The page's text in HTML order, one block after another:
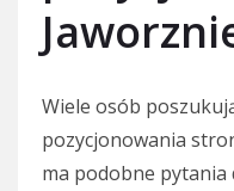
Wiele osób
pozycjonowania
ma podobne pytania